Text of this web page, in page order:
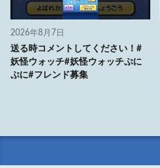
2026年8月7日
送る時コメントしてください！#
妖怪ウォッチ#妖怪ウォッチぷに
ぷに#フレンド募集